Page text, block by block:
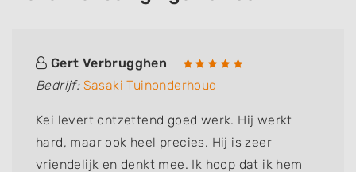
Gert Verbrugghen
Bedrijf: Sasaki Tuinonderhoud
Kei levert ontzettend goed werk. Hij werkt
hard, maar ook heel precies. Hij is zeer
vriendelijk en denkt mee. Ik hoop dat ik hem